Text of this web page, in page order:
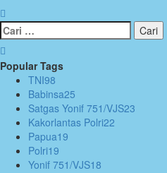
Cari
untuk:
Popular Tags
TNI98
Babinsa25
Satgas Yonif 751/VJS23
Kakorlantas Polri22
Papua19
Polri19
Yonif 751/VJS18